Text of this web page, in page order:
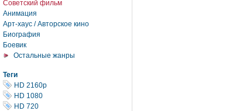
Советский фильм
Анимация
Арт-хаус / Авторское кино
Биография
Боевик
Остальные жанры
Теги
HD 2160р
HD 1080
HD 720